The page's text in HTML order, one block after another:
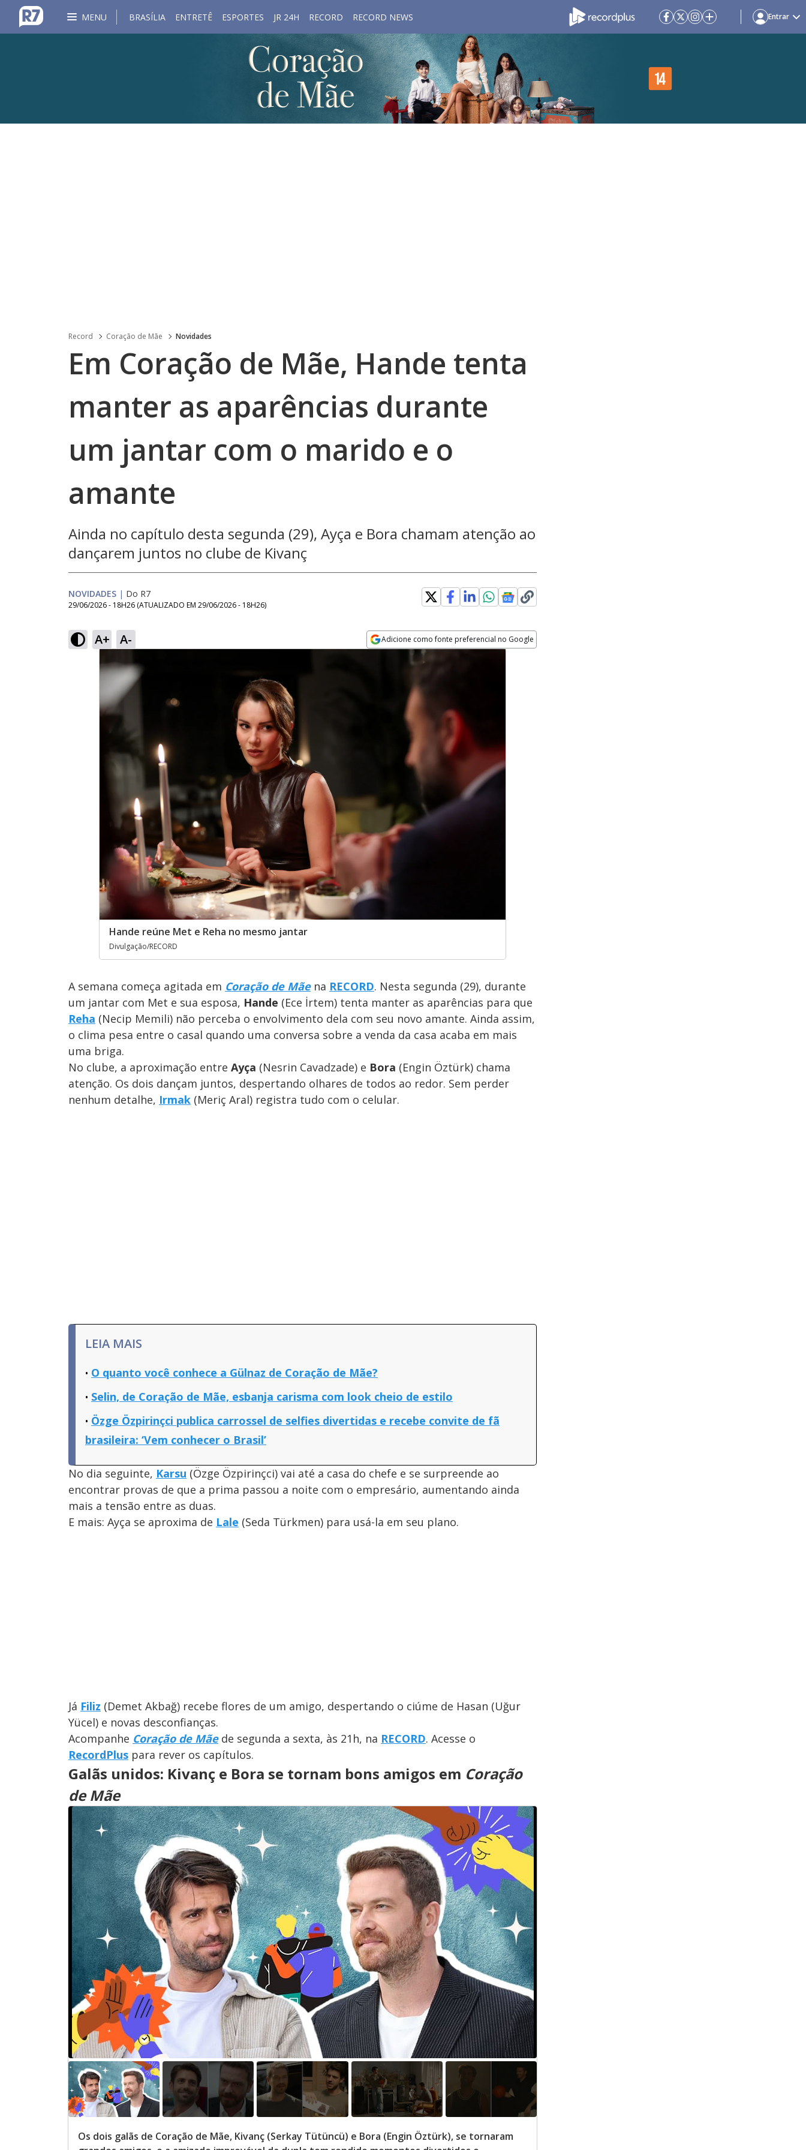
MENU BRASÍLIA ENTRETÊ ESPORTES JR 24H RECORD RECORD NEWS Entrar
Record Coração de Mãe Novidades
Em Coração de Mãe, Hande tenta
manter as aparências durante
um jantar com o marido e o
amante
Ainda no capítulo desta segunda (29), Ayça e Bora chamam atenção ao
dançarem juntos no clube de Kivanç
NOVIDADES | Do R7
29/06/2026 - 18H26 (ATUALIZADO EM 29/06/2026 - 18H26)
A+ A- Adicione como fonte preferencial no Google
Opens in new window
Hande reúne Met e Reha no mesmo jantar
Divulgação/RECORD
A semana começa agitada em Coração de Mãena RECORD. Nesta segunda (29), durante
um jantar com Met e sua esposa, Hande (Ece İrtem) tenta manter as aparências para que
Reha (Necip Memili) não perceba o envolvimento dela com seu novo amante. Ainda assim,
o clima pesa entre o casal quando uma conversa sobre a venda da casa acaba em mais
uma briga.
No clube, a aproximação entre Ayça (Nesrin Cavadzade) e Bora (Engin Öztürk) chama
atenção. Os dois dançam juntos, despertando olhares de todos ao redor. Sem perder
nenhum detalhe, Irmak (Meriç Aral) registra tudo com o celular.
LEIA MAIS
O quanto você conhece a Gülnaz de Coração de Mãe?
Selin, de Coração de Mãe, esbanja carisma com look cheio de estilo
Özge Özpirinçci publica carrossel de selfies divertidas e recebe convite de fã
brasileira: ‘Vem conhecer o Brasil’
No dia seguinte, Karsu (Özge Özpirinçci) vai até a casa do chefe e se surpreende ao
encontrar provas de que a prima passou a noite com o empresário, aumentando ainda
mais a tensão entre as duas.
E mais: Ayça se aproxima de Lale (Seda Türkmen) para usá-la em seu plano.
Já Filiz (Demet Akbağ) recebe flores de um amigo, despertando o ciúme de Hasan (Uğur
Yücel) e novas desconfianças.
Acompanhe Coração de Mãede segunda a sexta, às 21h, na RECORD. Acesse o
RecordPlus para rever os capítulos.
Galãs unidos: Kivanç e Bora se tornam bons amigos em Coração
de Mãe
Os dois galãs de Coração de Mãe, Kivanç (Serkay Tütüncü) e Bora (Engin Öztürk), se tornaram